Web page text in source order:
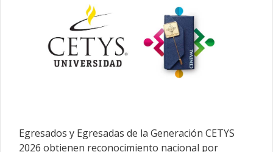
Egresados y Egresadas de la Generación CETYS
2026 obtienen reconocimiento nacional por